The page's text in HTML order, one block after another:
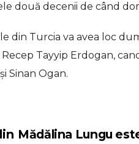
două decenii de când
Turcia va avea loc
Tayyip Erdogan,
Sinan Ogan.
Mădălina Lungu